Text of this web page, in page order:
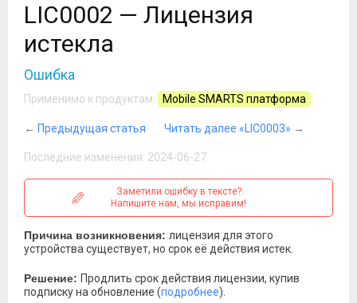
LIC0002 — Лицензия
истекла
Ошибка
Применимо к продуктам: Mobile SMARTS платформа
← Предыдущая статья Читать далее «LIC0003» →
Последние изменения: 2024-06-27
Заметили ошибку в тексте?
Напишите нам, мы исправим!
Причина возникновения: лицензия для этого
устройства существует, но срок её действия истек.
Решение: Продлить срок действия лицензии, купив
подписку на обновление (подробнее).